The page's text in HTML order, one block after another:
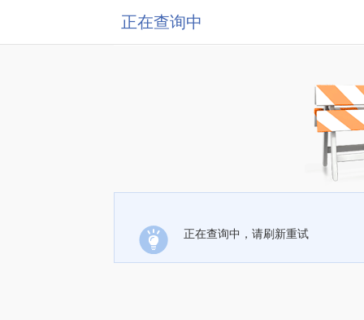
正在查询中
正在查询中，请刷新重试